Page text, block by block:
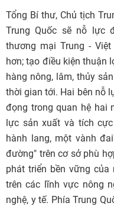
Tổng Bí thư, Chủ tịch
Trung Quốc sẽ nỗ lực
thương mại Trung -
hơn; tạo điều kiện thuận
hàng nông, lâm, thủy
thời gian tới. Hai bên nỗ
đọng trong quan hệ hai
lực sản xuất và tích
hành lang, một vành
đường" trên cơ sở phù
phát triển bền vững
trên các lĩnh vực nông
nghệ, y tế. Phía Trung